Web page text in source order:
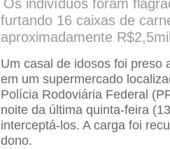
Os indivíduos foram
furtando 16 caixas de
aproximadamente
Um casal de idosos foi preso
em um supermercado
Polícia Rodoviária Federal
noite da última quinta-feira
interceptá-los. A carga foi
dono.